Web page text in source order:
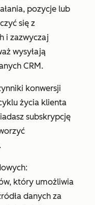
pozycje lub
się z
i zazwyczaj
wysyłają
CRM.
konwersji
życia klienta
subskrypcję
.
który umożliwia
danych za